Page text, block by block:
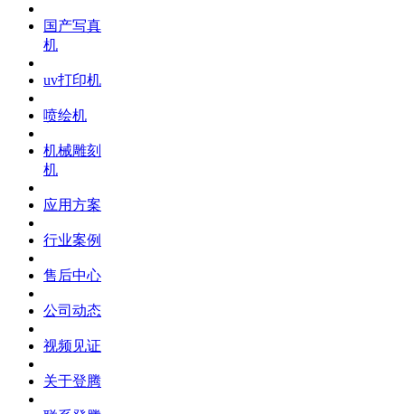
国产写真
机
uv打印机
喷绘机
机械雕刻
机
应用方案
行业案例
售后中心
公司动态
视频见证
关于登腾